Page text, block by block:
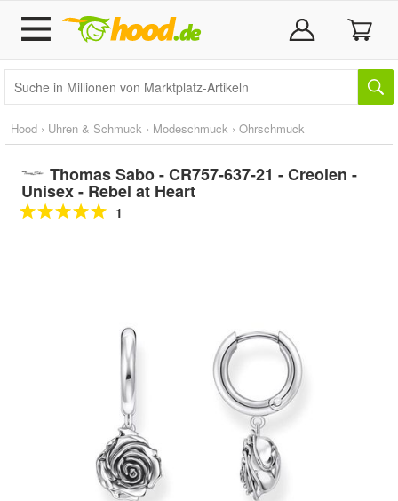
Hood › Uhren & Schmuck › Modeschmuck › Ohrschmuck
Thomas Sabo - CR757-637-21 - Creolen -
Unisex - Rebel at Heart
1